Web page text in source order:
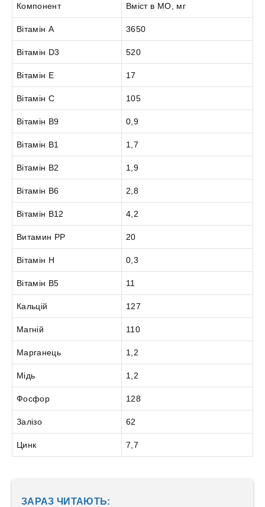
Компонент Вміст в МО, мг
Вітамін А 3650
Вітамін D3 520
Вітамін Е 17
Вітамін С 105
Вітамін В9 0,9
Вітамін В1 1,7
Вітамін В2 1,9
Вітамін В6 2,8
Вітамін В12 4,2
Витамин РР 20
Вітамін Н 0,3
Вітамін В5 11
Кальцій 127
Магній 110
Марганець 1,2
Мідь 1,2
Фосфор 128
Залізо 62
Цинк 7,7
ЗАРАЗ ЧИТАЮТЬ: